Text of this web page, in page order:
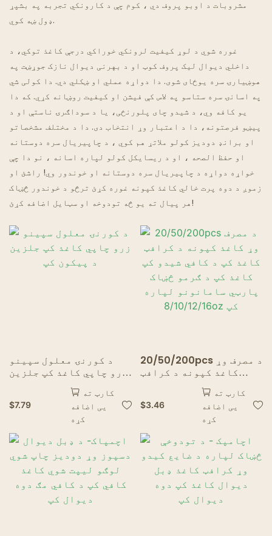
د غوسټ رستورانتونه
مشروبات د اوبو پروف دي ، کوم چې د کارونکي تجربه په بشپړ
ډول ښه کوي.
غوره شوي د لوړ کیفیت لرونکي خوراکي درجې کاغذ توکي، د
داخلي دیوال لیک پروف کوټ او د بهرنی دیوال نازک جوړښت په
هوښیارۍ سره یوځای شوی. دا دواړه عملي او ښکلي دي. دا کولی شي
په اسانۍ سره ستاسو په لاس کې فیشن او کیفیت روښانه کړي. که دا
یو کافه وي، د شیدو چای پلورنځی، یا د سوداګرۍ ناستې او د
پیښو فرصتونه، دا د اعتبار وړ انتخاب دی. دا د مختلف مشخصاتو
او برانډ دودیز کولو ملاتړ هم کوي ، د چاپیریال سره دوستانه
او حفظ الصحه ، او د ریسایکل کولو لپاره اسانه ، نو دا چې
خواړه دواړه د چاپیریال سره دوستانه او خوندور وي! راشئ او
زموږ د دوه پرت خالي کاغذ کپونه غوره کړئ ترڅو د خوندور څښاک
هر پیال ته یو څه تودوخه او سټایل اضافه کړئ!
د کورنۍ معلول سپینو
زرو چاپي کاغذ کپ جلزین
$7.79
کارټ ته
یی اضافه
کړه
20/50/200pcs د مصرف وړ
کاغذ کپونه د کرافټ
کاغذ کپ د کافي شیدو کپ
کاغذ کپ د ګرمو څښاک
پارټي سامانونو لپاره
8/10/12/16oz کپ
$3.46
کارټ ته
یی اضافه
کړه